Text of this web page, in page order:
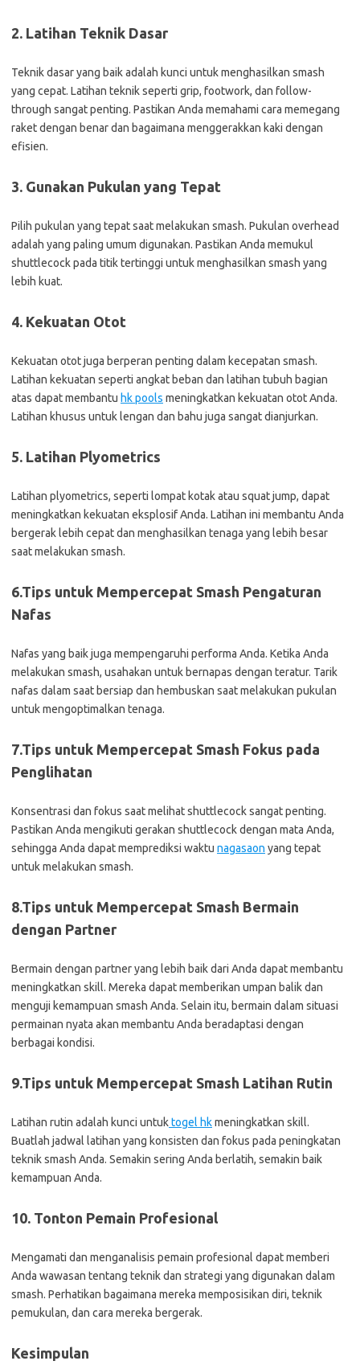
2. Latihan Teknik Dasar
Teknik dasar yang baik adalah kunci untuk menghasilkan smash
yang cepat. Latihan teknik seperti grip, footwork, dan follow-
through sangat penting. Pastikan Anda memahami cara memegang
raket dengan benar dan bagaimana menggerakkan kaki dengan
efisien.
3. Gunakan Pukulan yang Tepat
Pilih pukulan yang tepat saat melakukan smash. Pukulan overhead
adalah yang paling umum digunakan. Pastikan Anda memukul
shuttlecock pada titik tertinggi untuk menghasilkan smash yang
lebih kuat.
4. Kekuatan Otot
Kekuatan otot juga berperan penting dalam kecepatan smash.
Latihan kekuatan seperti angkat beban dan latihan tubuh bagian
atas dapat membantu hk pools meningkatkan kekuatan otot Anda.
Latihan khusus untuk lengan dan bahu juga sangat dianjurkan.
5. Latihan Plyometrics
Latihan plyometrics, seperti lompat kotak atau squat jump, dapat
meningkatkan kekuatan eksplosif Anda. Latihan ini membantu Anda
bergerak lebih cepat dan menghasilkan tenaga yang lebih besar
saat melakukan smash.
6.Tips untuk Mempercepat Smash Pengaturan
Nafas
Nafas yang baik juga mempengaruhi performa Anda. Ketika Anda
melakukan smash, usahakan untuk bernapas dengan teratur. Tarik
nafas dalam saat bersiap dan hembuskan saat melakukan pukulan
untuk mengoptimalkan tenaga.
7.Tips untuk Mempercepat Smash Fokus pada
Penglihatan
Konsentrasi dan fokus saat melihat shuttlecock sangat penting.
Pastikan Anda mengikuti gerakan shuttlecock dengan mata Anda,
sehingga Anda dapat memprediksi waktu nagasaon yang tepat
untuk melakukan smash.
8.Tips untuk Mempercepat Smash Bermain
dengan Partner
Bermain dengan partner yang lebih baik dari Anda dapat membantu
meningkatkan skill. Mereka dapat memberikan umpan balik dan
menguji kemampuan smash Anda. Selain itu, bermain dalam situasi
permainan nyata akan membantu Anda beradaptasi dengan
berbagai kondisi.
9.Tips untuk Mempercepat Smash Latihan Rutin
Latihan rutin adalah kunci untuktogel hkmeningkatkan skill.
Buatlah jadwal latihan yang konsisten dan fokus pada peningkatan
teknik smash Anda. Semakin sering Anda berlatih, semakin baik
kemampuan Anda.
10. Tonton Pemain Profesional
Mengamati dan menganalisis pemain profesional dapat memberi
Anda wawasan tentang teknik dan strategi yang digunakan dalam
smash. Perhatikan bagaimana mereka memposisikan diri, teknik
pemukulan, dan cara mereka bergerak.
Kesimpulan